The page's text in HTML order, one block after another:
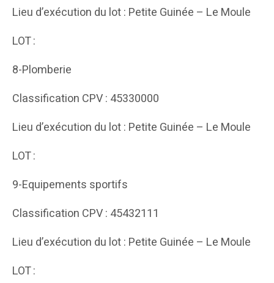
Lieu d’exécution du lot : Petite Guinée – Le Moule
LOT :
8-Plomberie
Classification CPV : 45330000
Lieu d’exécution du lot : Petite Guinée – Le Moule
LOT :
9-Equipements sportifs
Classification CPV : 45432111
Lieu d’exécution du lot : Petite Guinée – Le Moule
LOT :